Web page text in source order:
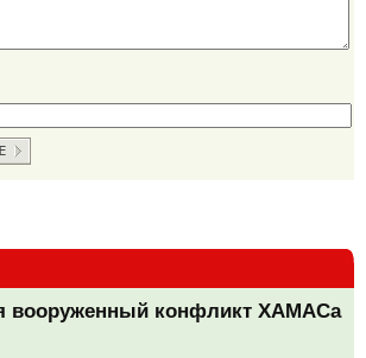
вооруженный конфликт ХАМАСа